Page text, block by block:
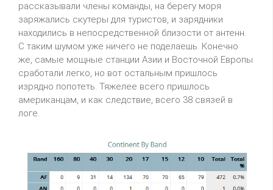
рассказывали члены команды, на берегу моря
заряжались скутеры для туристов, и зарядники
находились в непосредственной близости от антенн.
С таким шумом уже ничего не поделаешь. Конечно
же, самые мощные станции Азии и Восточной Европы
сработали легко, но вот остальным пришлось
изрядно попотеть. Тяжелее всего пришлось
американцам, и как следствие, всего 38 связей в
логе.